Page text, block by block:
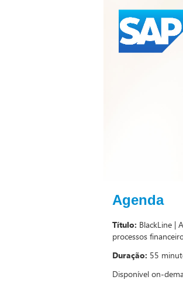
Agenda
Título: BlackLine |
processos
Duração: 55
Disponível on-